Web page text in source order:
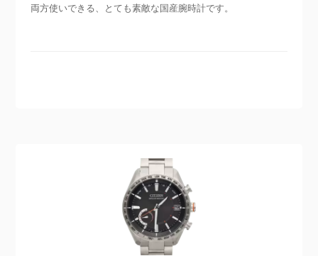
両方使いできる、とても素敵な国産腕時計です。